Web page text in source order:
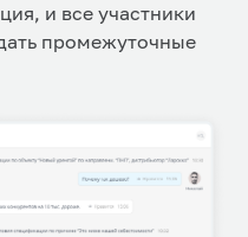
и все участники
промежуточные